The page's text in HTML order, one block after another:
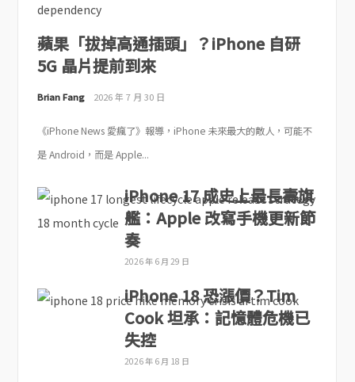
蘋果「拔掉高通插頭」？iPhone 自研
5G 晶片提前到來
Brian Fang 2026 年 7 月 30 日
《iPhone News 愛瘋了》報導，iPhone 未來最大的敵人，可能不
是 Android，而是 Apple...
iPhone 17 成史上最長壽旗
艦：Apple 改寫手機更新節
奏
2026 年 6 月 29 日
iPhone 18 恐漲價？Tim
Cook 坦承：記憶體危機已
失控
2026 年 6 月 18 日